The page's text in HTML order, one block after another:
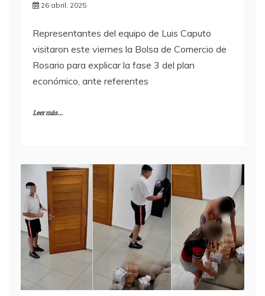
26 abril, 2025
Representantes del equipo de Luis Caputo
visitaron este viernes la Bolsa de Comercio de
Rosario para explicar la fase 3 del plan
económico, ante referentes
Leer más...